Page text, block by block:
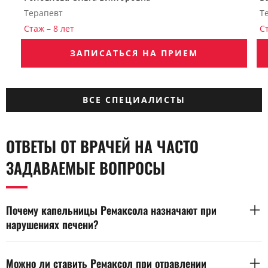
Терапевт
Стаж – 8 лет
ЗАПИСАТЬСЯ НА ПРИЕМ
ВСЕ СПЕЦИАЛИСТЫ
ОТВЕТЫ ОТ ВРАЧЕЙ НА ЧАСТО
ЗАДАВАЕМЫЕ ВОПРОСЫ
Почему капельницы Ремаксола назначают при
нарушениях печени?
способствуют восстановлению клеточного обмена. Препарат
Можно ли ставить Ремаксол при отравлении